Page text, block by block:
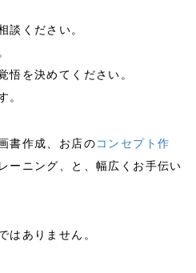
談ください。
悟を決めてください。
。
書作成、お店のコンセプト作
ーニング、と、幅広くお手伝い
はありません。